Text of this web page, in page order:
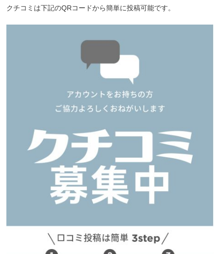
クチコミは下記のQRコードから簡単に投稿可能です。